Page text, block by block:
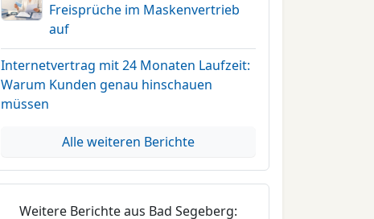
Freisprüche im Maskenvertrieb
auf
Internetvertrag mit 24 Monaten Laufzeit:
Warum Kunden genau hinschauen
müssen
Alle weiteren Berichte
Weitere Berichte aus Bad Segeberg: